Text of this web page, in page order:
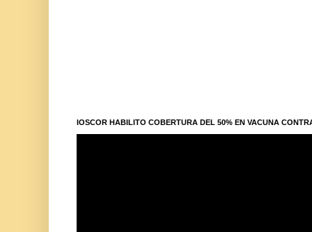
IOSCOR HABILITO COBERTURA DEL 50% EN VACUNA